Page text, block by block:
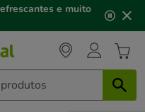
e muito